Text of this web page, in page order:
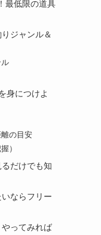
最低限の道具
ジャンル＆
身につけよ
の目安
）
だけでも知
ならフリー
ってみれば